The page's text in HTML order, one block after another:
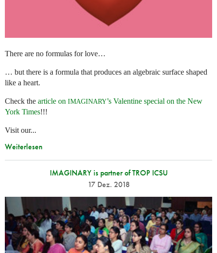
There are no formulas for love…
… but there is a formula that produces an algebraic surface shaped
like a heart.
Check the article on IMAGINARY’s Valentine special on the New
York Times!!!
Visit our...
Weiterlesen
IMAGINARY is partner of TROP ICSU
17 Dez. 2018